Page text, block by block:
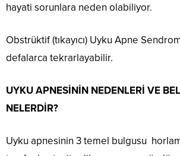
hayati sorunlara neden olabiliyor.
Obstrüktif (tıkayıcı) Uyku Apne
defalarca tekrarlayabilir.
UYKU APNESİNİN NEDENLERİ VE
NELERDİR?
Uyku apnesinin 3 temel bulgusu